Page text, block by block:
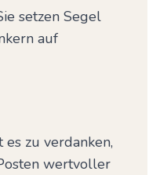
setzen Segel
auf
zu verdanken,
wertvoller